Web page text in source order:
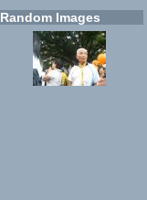
Random Images